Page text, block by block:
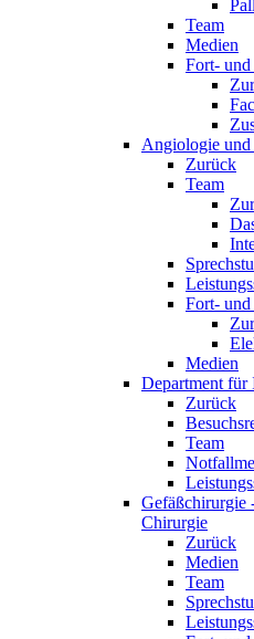
Team
Medien
Fort-
Angiologie
Zurück
Team
Fort-
Medien
Department für
Zurück
Team
Gefäßchirurgie
Chirurgie
Zurück
Medien
Team